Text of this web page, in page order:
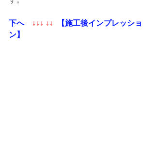
下へ ↓↓↓ ↓↓
  【施工後インプレッショ
ン】